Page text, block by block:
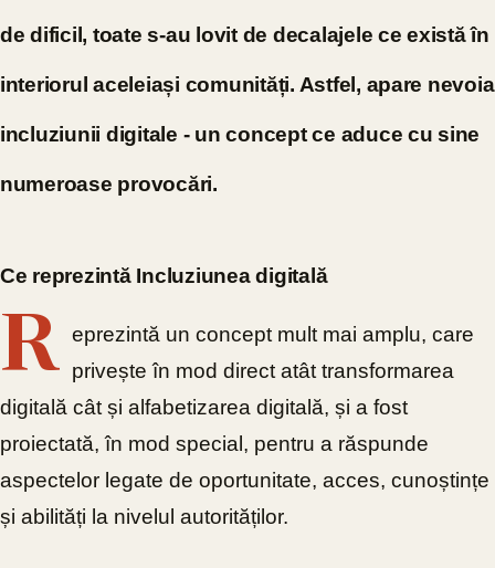
de dificil, toate s-au lovit de decalajele ce există în
interiorul aceleiași comunități. Astfel, apare nevoia
incluziunii digitale - un concept ce aduce cu sine
numeroase provocări.
Ce reprezintă Incluziunea digitală
R eprezintă un concept mult mai amplu, care
privește în mod direct atât transformarea
digitală cât și alfabetizarea digitală, și a fost
proiectată, în mod special, pentru a răspunde
aspectelor legate de oportunitate, acces, cunoștințe
și abilități la nivelul autorităților.